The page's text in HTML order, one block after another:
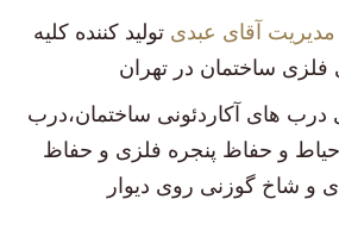
مدیریت آقای عبدی تولید کننده کلیه
فلزی ساختمان در تهران
های آکاردئونی ساختمان،درب
حیاط و حفاظ پنجره فلزی و حفاظ
و شاخ گوزنی روی دیوار